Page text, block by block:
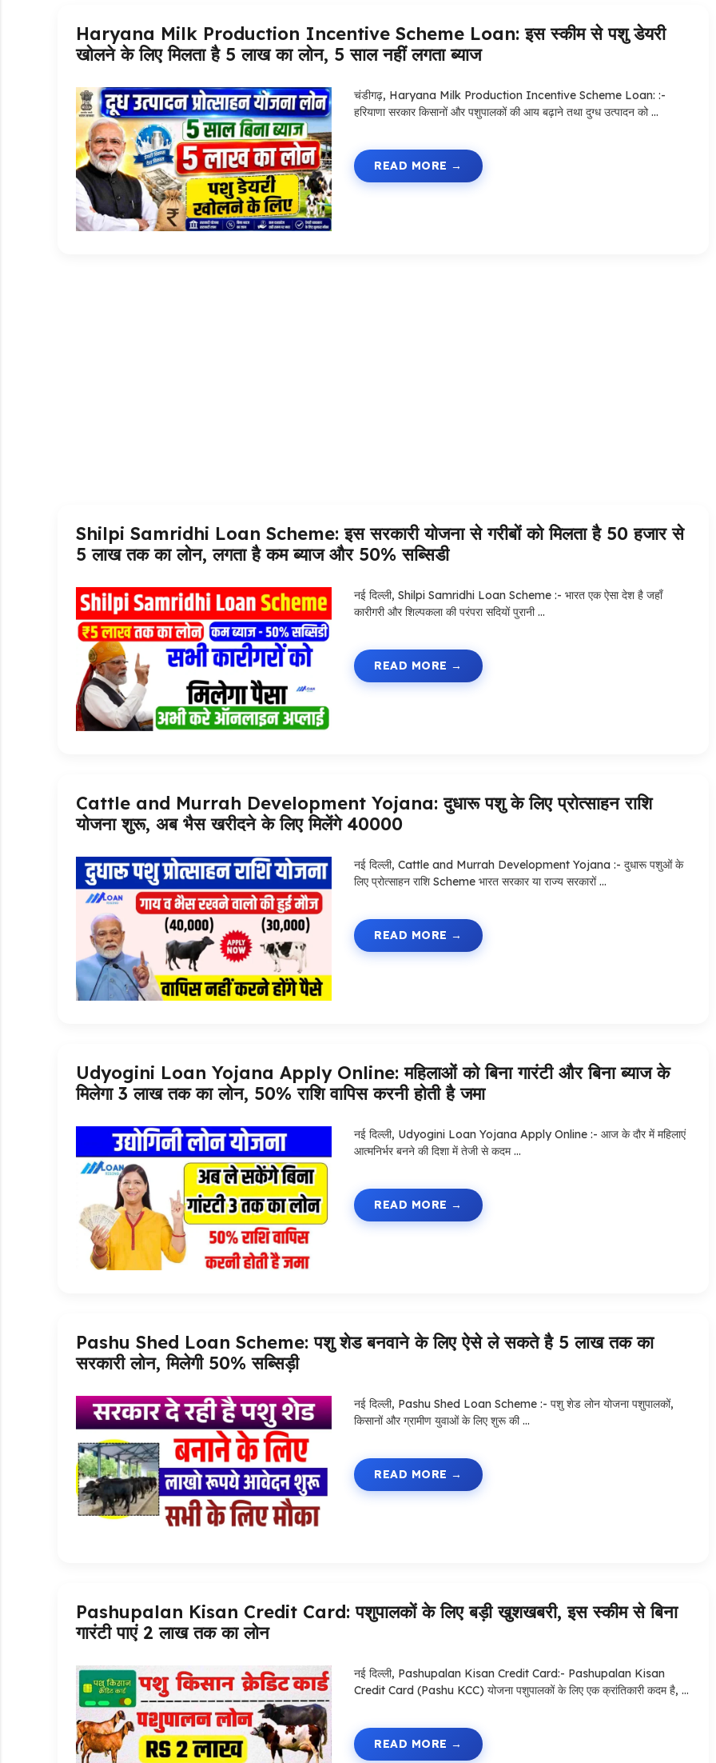
Haryana Milk Production Incentive Scheme Loan: इस स्कीम से पशु डेयरी
खोलने के लिए मिलता है 5 लाख का लोन, 5 साल नहीं लगता ब्याज
चंडीगढ़, Haryana Milk Production Incentive Scheme Loan: :-
हरियाणा सरकार किसानों और पशुपालकों की आय बढ़ाने तथा दुग्ध उत्पादन को …
READ MORE
Shilpi Samridhi Loan Scheme: इस सरकारी योजना से गरीबों को मिलता है 50 हजार से
5 लाख तक का लोन, लगता है कम ब्याज और 50% सब्सिडी
नई दिल्ली, Shilpi Samridhi Loan Scheme :- भारत एक ऐसा देश है जहाँ
कारीगरी और शिल्पकला की परंपरा सदियों पुरानी …
READ MORE
Cattle and Murrah Development Yojana: दुधारू पशु के लिए प्रोत्साहन राशि
योजना शुरू, अब भैस खरीदने के लिए मिलेंगे 40000
नई दिल्ली, Cattle and Murrah Development Yojana :- दुधारू पशुओं के
लिए प्रोत्साहन राशि Scheme भारत सरकार या राज्य सरकारों …
READ MORE
Udyogini Loan Yojana Apply Online: महिलाओं को बिना गारंटी और बिना ब्याज के
मिलेगा ₹3 लाख तक का लोन, 50% राशि वापिस करनी होती है जमा
नई दिल्ली, Udyogini Loan Yojana Apply Online :- आज के दौर में महिलाएं
आत्मनिर्भर बनने की दिशा में तेजी से कदम …
READ MORE
Pashu Shed Loan Scheme: पशु शेड बनवाने के लिए ऐसे ले सकते है 5 लाख तक का
सरकारी लोन, मिलेगी 50% सब्सिड़ी
नई दिल्ली, Pashu Shed Loan Scheme :- पशु शेड लोन योजना पशुपालकों,
किसानों और ग्रामीण युवाओं के लिए शुरू की …
READ MORE
Pashupalan Kisan Credit Card: पशुपालकों के लिए बड़ी खुशखबरी, इस स्कीम से बिना
गारंटी पाएं 2 लाख तक का लोन
नई दिल्ली, Pashupalan Kisan Credit Card:- Pashupalan Kisan
Credit Card (Pashu KCC) योजना पशुपालकों के लिए एक क्रांतिकारी कदम है, …
READ MORE